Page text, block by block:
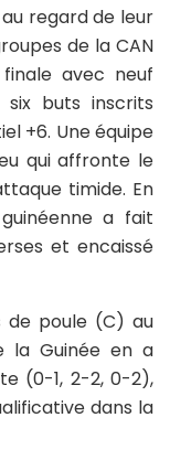
regard de leur
de la CAN
finale avec neuf
buts inscrits
+6. Une équipe
qui affronte le
timide. En
a fait
et encaissé
de poule (C) au
la Guinée en a
(0-1, 2-2, 0-2),
dans la